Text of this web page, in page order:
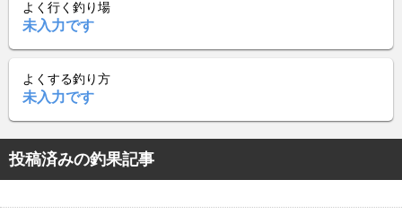
よく行く釣り場
未入力です
よくする釣り方
未入力です
投稿済みの釣果記事